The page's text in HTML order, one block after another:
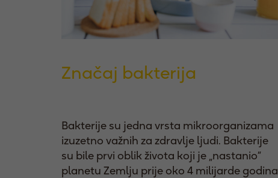
Značaj bakterija
Bakterije su jedna vrsta mikroorganizama
izuzetno važnih za zdravlje ljudi. Bakterije
su bile prvi oblik života koji je „nastanio”
planetu Zemlju prije oko 4 milijarde godina